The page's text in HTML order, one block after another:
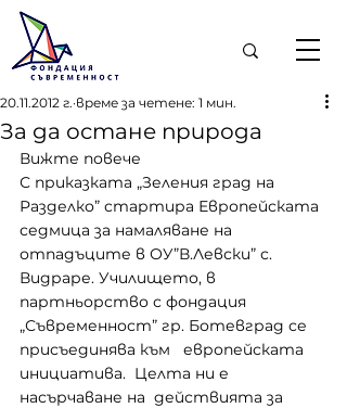
За да остане природа
20.11.2012 г. време за четене: 1 мин.
Вижте повече
С приказката „Зеления град на
Разделко” стартира Европейската
седмица за намаляване на
отпадъците в ОУ”В.Левски” с.
Видраре. Училището, в
партньорство с фондация
„Съвременност” гр. Ботевград се
присъединява към   европейската
инициатива.  Целта ни е
насърчаване на  действията за